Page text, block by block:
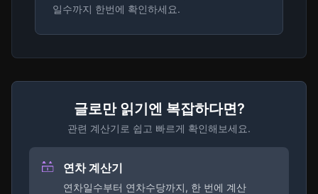
일수까지 한번에 확인하세요.
글로만 읽기엔 복잡하다면?
관련 계산기로 쉽고 빠르게 확인해보세요.
연차 계산기
연차일수부터 연차수당까지, 한 번에 계산